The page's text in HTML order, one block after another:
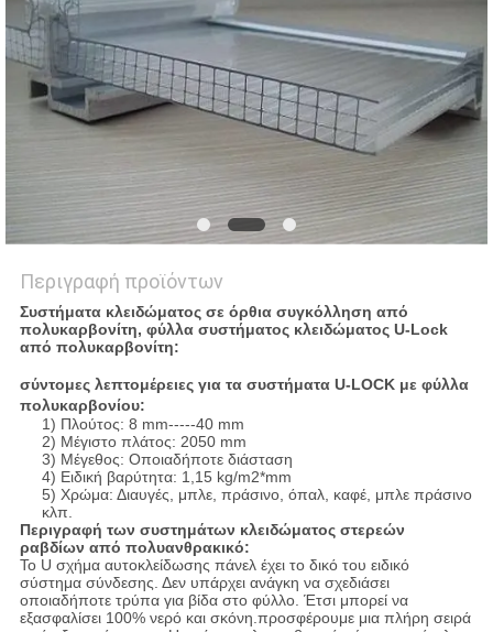
Περιγραφή προϊόντων
Συστήματα κλειδώματος σε όρθια συγκόλληση από
πολυκαρβονίτη, φύλλα συστήματος κλειδώματος U-Lock
από πολυκαρβονίτη:
σύντομες λεπτομέρειες για τα συστήματα U-LOCK με φύλλα
πολυκαρβονίου:
1) Πλούτος: 8 mm-----40 mm
2) Μέγιστο πλάτος: 2050 mm
3) Μέγεθος: Οποιαδήποτε διάσταση
4) Ειδική βαρύτητα: 1,15 kg/m2*mm
5) Χρώμα: Διαυγές, μπλε, πράσινο, όπαλ, καφέ, μπλε πράσινο
κλπ.
Περιγραφή των συστημάτων κλειδώματος στερεών
ραβδίων από πολυανθρακικό:
Το U σχήμα αυτοκλείδωσης πάνελ έχει το δικό του ειδικό
σύστημα σύνδεσης. Δεν υπάρχει ανάγκη να σχεδιάσει
οποιαδήποτε τρύπα για βίδα στο φύλλο. Έτσι μπορεί να
εξασφαλίσει 100% νερό και σκόνη.προσφέρουμε μια πλήρη σειρά